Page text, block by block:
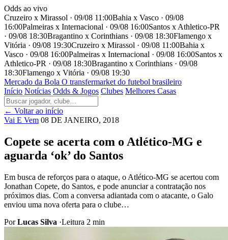
Odds ao vivo
Cruzeiro x Mirassol · 09/08 11:00Bahia x Vasco · 09/08
16:00Palmeiras x Internacional · 09/08 16:00Santos x Athletico-PR
· 09/08 18:30Bragantino x Corinthians · 09/08 18:30Flamengo x
Vitória · 09/08 19:30Cruzeiro x Mirassol · 09/08 11:00Bahia x
Vasco · 09/08 16:00Palmeiras x Internacional · 09/08 16:00Santos x
Athletico-PR · 09/08 18:30Bragantino x Corinthians · 09/08
18:30Flamengo x Vitória · 09/08 19:30
Mercado da Bola O transfermarket do futebol brasileiro
Início Notícias Odds & Jogos Clubes Melhores Casas
← Voltar ao início
Vai E Vem 08 DE JANEIRO, 2018
Copete se acerta com o Atlético-MG e
aguarda ‘ok’ do Santos
Em busca de reforços para o ataque, o Atlético-MG se acertou com
Jonathan Copete, do Santos, e pode anunciar a contratação nos
próximos dias. Com a conversa adiantada com o atacante, o Galo
enviou uma nova oferta para o clube…
PorLucas Silva ·Leitura 2 min